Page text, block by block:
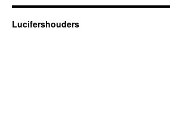
Lucifershouders